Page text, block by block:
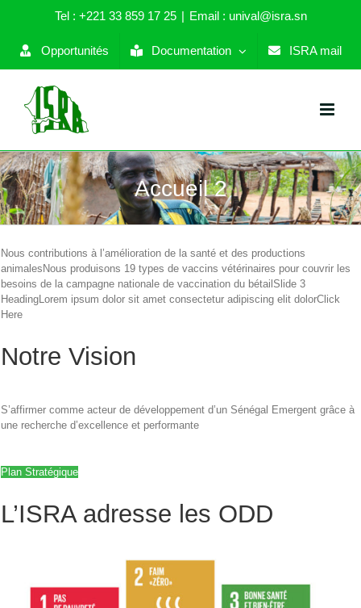
Tel : +221 33 859 17 25 | Email : unival@isra.sn
Opportunités Documentation ISRA mail
Accueil 2
Nous contributions à l’amélioration de la santé et des productions
animalesNous produisons 19 types de vaccins vétérinaires pour couvrir les
besoins de la campagne nationale de vaccination du bétailSlide 3
HeadingLorem ipsum dolor sit amet consectetur adipiscing elit dolorClick
Here
Notre Vision
S’affirmer comme acteur de développement d’un Sénégal Emergent grâce à
une recherche d’excellence et performante
Plan Stratégique
L’ISRA adresse les ODD